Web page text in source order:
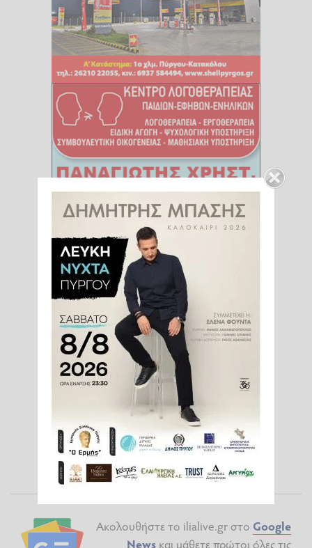
Ακολουθήστε το ilialive.gr στο Google
News και μάθετε πρώτοι όλες τις